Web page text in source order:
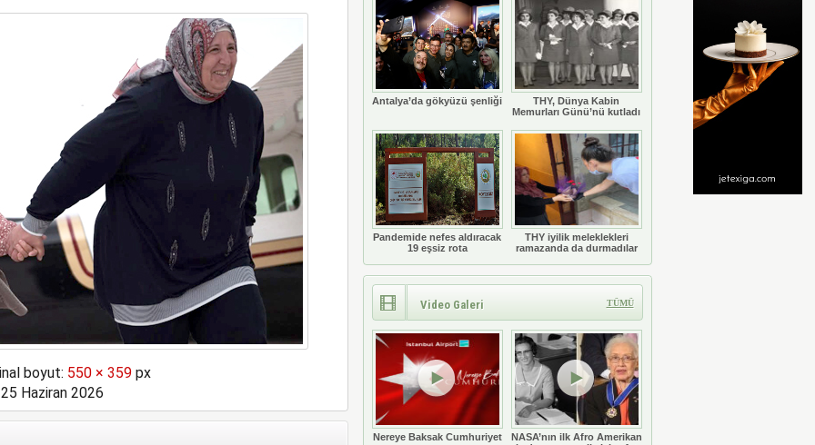
boyut: 550 × 359px
25 Haziran 2026
Antalya’da gökyüzü şenliği
THY, Dünya Kabin
Memurları Günü’nü kutladı
Pandemide nefes aldıracak
19 eşsiz rota
THY iyilik meleklekleri
ramazanda da durmadılar
Video Galeri TÜMÜ
Nereye Baksak Cumhuriyet
NASA’nın ilk Afro Amerikan